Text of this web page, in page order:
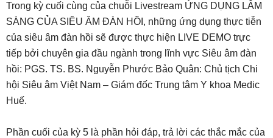
Trong kỳ cuối cùng của chuỗi Livestream ỨNG DỤNG LÂM
SÀNG CỦA SIÊU ÂM ĐÀN HỒI, những ứng dụng thực tiễn
của siêu âm đàn hồi sẽ được thực hiện LIVE DEMO trực
tiếp bởi chuyên gia đầu ngành trong lĩnh vực Siêu âm đàn
hồi: PGS. TS. BS. Nguyễn Phước Bảo Quân: Chủ tịch Chi
hội Siêu âm Việt Nam – Giám đốc Trung tâm Y khoa Medic
Huế.
Phần cuối của kỳ 5 là phần hỏi đáp, trả lời các thắc mắc của